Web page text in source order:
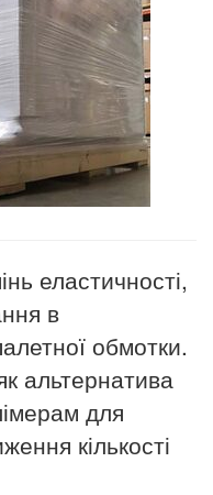
еластичності,
в
обмотки.
альтернатива
для
кількості